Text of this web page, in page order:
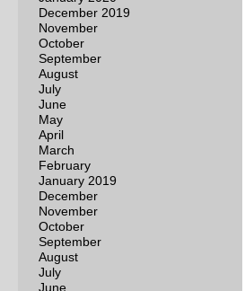
December 2019
November
October
September
August
July
June
May
April
March
February
January 2019
December
November
October
September
August
July
June